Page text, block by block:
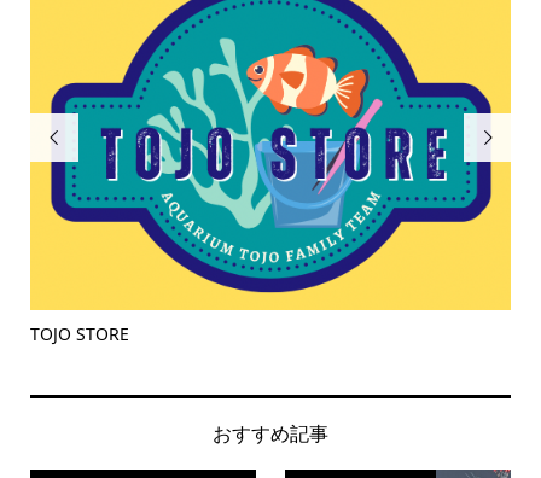

ライブロック

おすすめ記事